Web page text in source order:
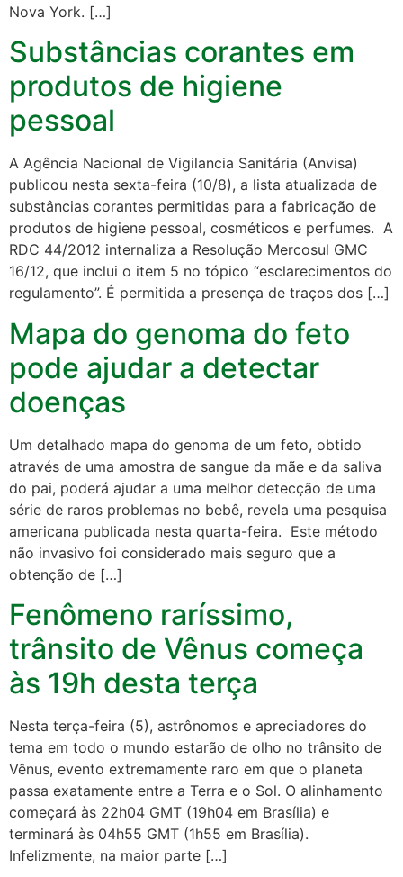
Nova York. […]
Substâncias corantes em
produtos de higiene
pessoal
A Agência Nacional de Vigilancia Sanitária (Anvisa)
publicou nesta sexta-feira (10/8), a lista atualizada de
substâncias corantes permitidas para a fabricação de
produtos de higiene pessoal, cosméticos e perfumes. A
RDC 44/2012 internaliza a Resolução Mercosul GMC
16/12, que inclui o item 5 no tópico “esclarecimentos do
regulamento”. É permitida a presença de traços dos […]
Mapa do genoma do feto
pode ajudar a detectar
doenças
Um detalhado mapa do genoma de um feto, obtido
através de uma amostra de sangue da mãe e da saliva
do pai, poderá ajudar a uma melhor detecção de uma
série de raros problemas no bebê, revela uma pesquisa
americana publicada nesta quarta-feira. Este método
não invasivo foi considerado mais seguro que a
obtenção de […]
Fenômeno raríssimo,
trânsito de Vênus começa
às 19h desta terça
Nesta terça-feira (5), astrônomos e apreciadores do
tema em todo o mundo estarão de olho no trânsito de
Vênus, evento extremamente raro em que o planeta
passa exatamente entre a Terra e o Sol. O alinhamento
começará às 22h04 GMT (19h04 em Brasília) e
terminará às 04h55 GMT (1h55 em Brasília).
Infelizmente, na maior parte […]